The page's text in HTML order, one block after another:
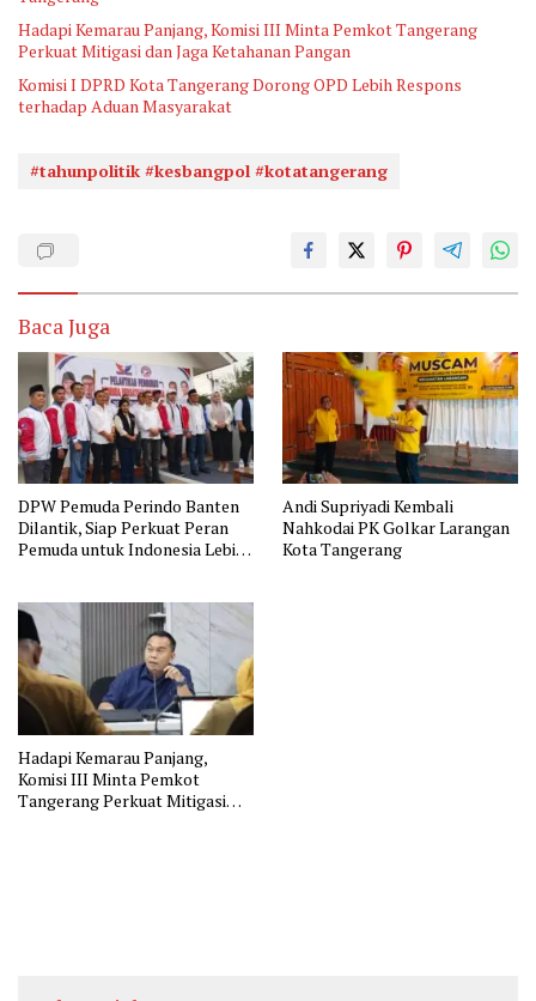
Hadapi Kemarau Panjang, Komisi III Minta Pemkot Tangerang
Perkuat Mitigasi dan Jaga Ketahanan Pangan
Komisi I DPRD Kota Tangerang Dorong OPD Lebih Respons
terhadap Aduan Masyarakat
#tahunpolitik #kesbangpol #kotatangerang
Baca Juga
DPW Pemuda Perindo Banten
Dilantik, Siap Perkuat Peran
Pemuda untuk Indonesia Lebih
Andi Supriyadi Kembali
Nahkodai PK Golkar Larangan
Kota Tangerang
Hadapi Kemarau Panjang,
Komisi III Minta Pemkot
Tangerang Perkuat Mitigasi